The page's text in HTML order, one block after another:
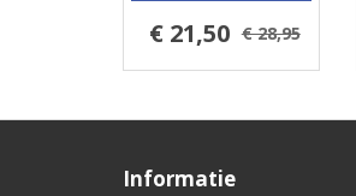
€ 21,50 € 28,95
Informatie